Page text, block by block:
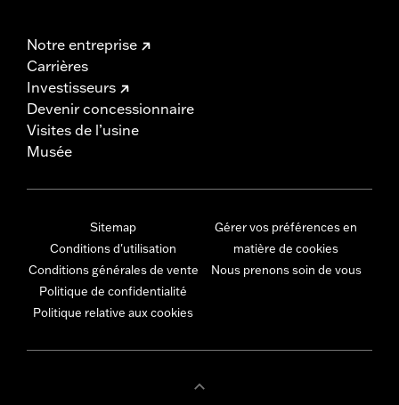
Notre entreprise
Carrières
Investisseurs
Devenir concessionnaire
Visites de l’usine
Musée
Sitemap
Conditions d'utilisation
Conditions générales de vente
Politique de confidentialité
Politique relative aux cookies
Gérer vos préférences en
matière de cookies
Nous prenons soin de vous